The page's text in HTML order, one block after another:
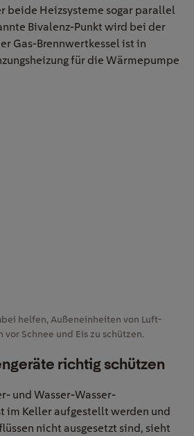
beide Heizsysteme sogar parallel
Bivalenz-Punkt wird bei der
Gas-Brennwertkessel ist in
für die Wärmepumpe
helfen, Außeneinheiten von Luft-
Schnee und Eis zu schützen.
richtig schützen
und Wasser-Wasser-
im Keller aufgestellt werden und
nicht ausgesetzt sind, sieht